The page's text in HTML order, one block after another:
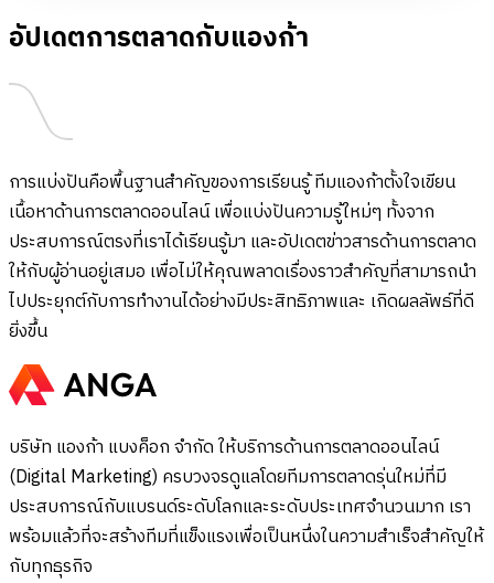
อัปเดตการตลาดกับแองก้า
การแบ่งปันคือพื้นฐานสำคัญของการเรียนรู้ ทีมแองก้าตั้งใจเขียน
เนื้อหาด้านการตลาดออนไลน์ เพื่อแบ่งปันความรู้ใหม่ๆ ทั้งจาก
ประสบการณ์ตรงที่เราได้เรียนรู้มา และอัปเดตข่าวสารด้านการตลาด
ให้กับผู้อ่านอยู่เสมอ เพื่อไม่ให้คุณพลาดเรื่องราวสำคัญที่สามารถนำ
ไปประยุกต์กับการทำงานได้อย่างมีประสิทธิภาพและ เกิดผลลัพธ์ที่ดี
ยิ่งขึ้น
บริษัท แองก้า แบงค็อก จำกัด ให้บริการด้านการตลาดออนไลน์
(Digital Marketing) ครบวงจรดูแลโดยทีมการตลาดรุ่นใหม่ที่มี
ประสบการณ์กับแบรนด์ระดับโลกและระดับประเทศจำนวนมาก เรา
พร้อมแล้วที่จะสร้างทีมที่แข็งแรงเพื่อเป็นหนึ่งในความสำเร็จสำคัญให้
กับทุกธุรกิจ